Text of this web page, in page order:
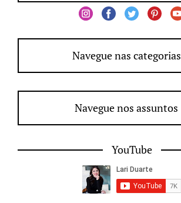
Navegue nas categorias
Navegue nos assuntos
YouTube